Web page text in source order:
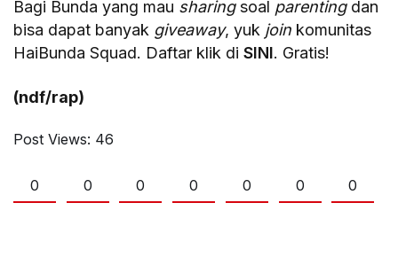
Bagi Bunda yang mau sharingsoal parentingdan
bisa dapat banyak giveaway, yuk join komunitas
HaiBunda Squad. Daftar klik diSINI. Gratis!
(ndf/rap)
Post Views: 46
0 0 0 0 0 0 0